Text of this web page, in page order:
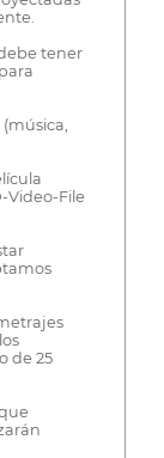
tener
Video-File
de 25